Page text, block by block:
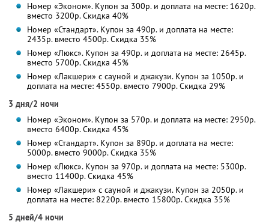
Номер «Эконом». Купон за 300р. и доплата на месте: 1620р.
вместо 3200р. Скидка 40%
Номер «Стандарт». Купон за 490р. и доплата на месте:
2435р. вместо 4500р. Скидка 35%
Номер «Люкс». Купон за 490р. и доплата на месте: 2645р.
вместо 5700р.Скидка 45%
Номер «Лакшери» с сауной и джакузи. Купон за 1050р. и
доплата на месте: 4550р. вместо 7900р. Скидка 29%
3 дня/2 ночи
Номер «Эконом». Купон за 570р. и доплата на месте: 2950р.
вместо 6400р. Скидка 45%
Номер «Стандарт». Купон за 890р. и доплата на месте:
5000р. вместо 9000р. Скидка 35%
Номер «Люкс». Купон за 970р. и доплата на месте: 5300р.
вместо 11400р.Скидка 45%
Номер «Лакшери» с сауной и джакузи. Купон за 2050р. и
доплата на месте: 8220р. вместо 15800р. Скидка 35%
5 дней/4 ночи